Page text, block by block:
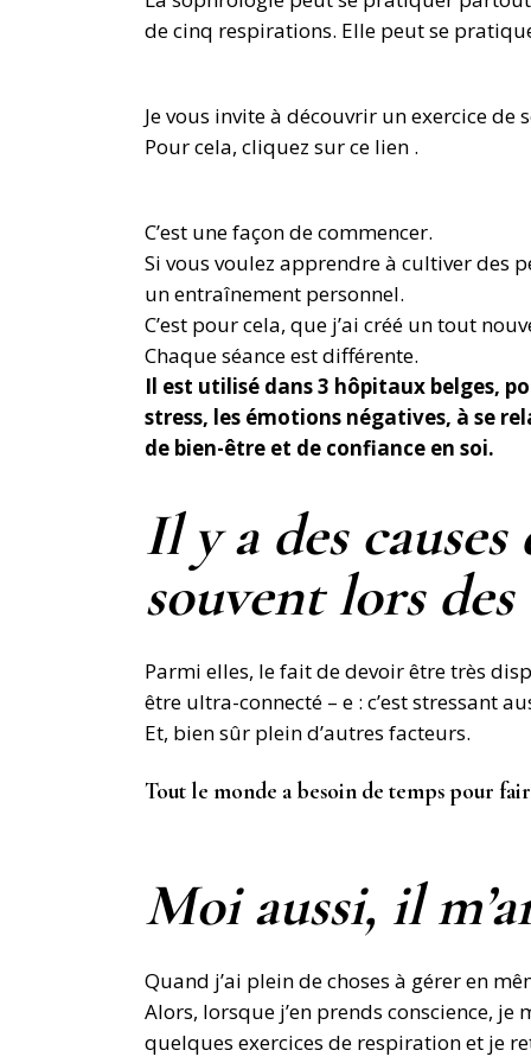
de cinq respirations. Elle peut se
Je vous invite à découvrir un exercice de
Pour cela, cliquez sur ce lien .
C’est une façon de commencer.
Si vous voulez apprendre à cultiver des
un entraînement personnel.
C’est pour cela, que j’ai créé un tout
Chaque séance est différente.
Il est utilisé dans 3 hôpitaux belges,
stress, les émotions négatives, à se
de bien-être et de confiance en soi.
Il y a des
souvent lors
Parmi elles, le fait de devoir être très
être ultra-connecté – e : c’est stressant
Et, bien sûr plein d’autres facteurs.
Tout le monde a besoin de temps pour
Moi aussi, il
Quand j’ai plein de choses à gérer en
Alors, lorsque j’en prends conscience,
quelques exercices de respiration et je